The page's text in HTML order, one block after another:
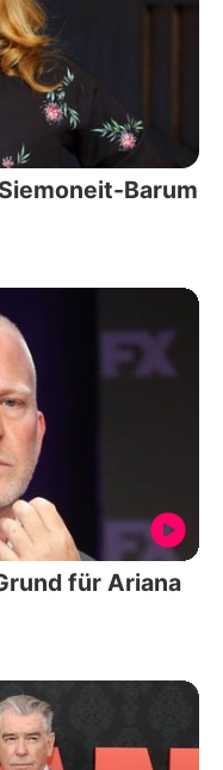
Barum
für Ariana